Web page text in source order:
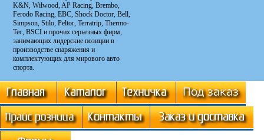
K&N, Wilwood, AP Racing, Brembo,
Ferodo Racing, EBC, Shock Doctor, Bell,
Simpson, Stilo, Peltor, Terratrip, Thermo-
Tec, BSCI и прочих серьезных фирм,
занимающих лидерские позиции в
производстве снаряжения и
комплектующих для мирового авто
спорта.